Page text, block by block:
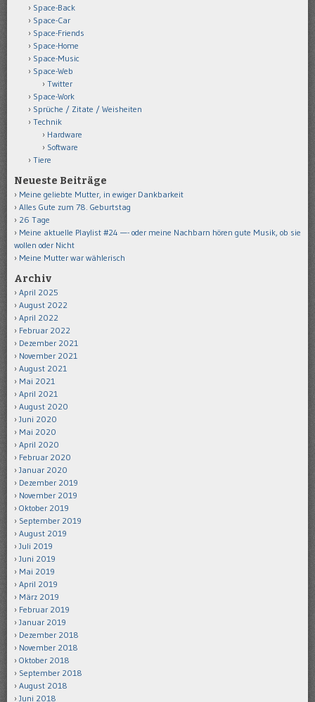
Space-Back
Space-Car
Space-Friends
Space-Home
Space-Music
Space-Web
Twitter
Space-Work
Sprüche / Zitate / Weisheiten
Technik
Hardware
Software
Tiere
Neueste Beiträge
Meine geliebte Mutter, in ewiger Dankbarkeit
Alles Gute zum 78. Geburtstag
26 Tage
Meine aktuelle Playlist #24 —- oder meine Nachbarn hören gute Musik, ob sie
wollen oder Nicht
Meine Mutter war wählerisch
Archiv
April 2025
August 2022
April 2022
Februar 2022
Dezember 2021
November 2021
August 2021
Mai 2021
April 2021
August 2020
Juni 2020
Mai 2020
April 2020
Februar 2020
Januar 2020
Dezember 2019
November 2019
Oktober 2019
September 2019
August 2019
Juli 2019
Juni 2019
Mai 2019
April 2019
März 2019
Februar 2019
Januar 2019
Dezember 2018
November 2018
Oktober 2018
September 2018
August 2018
Juni 2018